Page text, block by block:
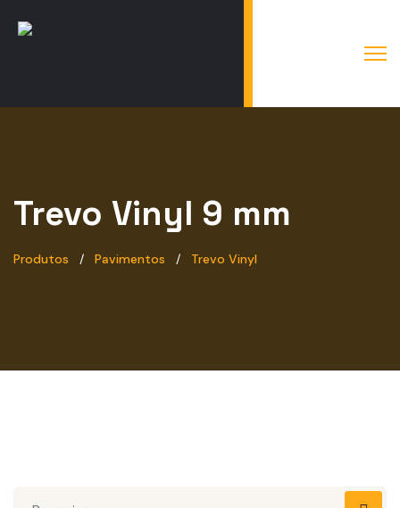
Trevo Vinyl 9 mm
Produtos Pavimentos Trevo Vinyl